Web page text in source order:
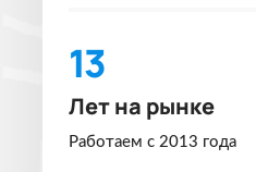
13
Лет на рынке
Работаем с 2013 года